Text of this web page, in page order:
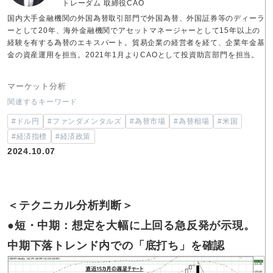
トレーダム 取締役CAO
国内大手金融機関の外国為替取引部門で外国為替、外国証券等のディーラ
ーとして20年、海外金融機関でアセットマネージャーとして15年以上の
経験を有する為替のエキスパート。貿易企業の経営者を経て、企業年金基
金の資産運用を担当。2021年1月よりCAOとして投資助言部門を担当。
マーケット分析
関連するキーワード
#ドル円 #ファンダメンタルズ #為替市場 #為替相場
#米国
#経済指標
#経済政策
2024.10.07
＜テクニカル分析判断＞
●短・中期：想定を大幅に上回る急反発が示現。
中期下落トレンド内での「底打ち」を確認